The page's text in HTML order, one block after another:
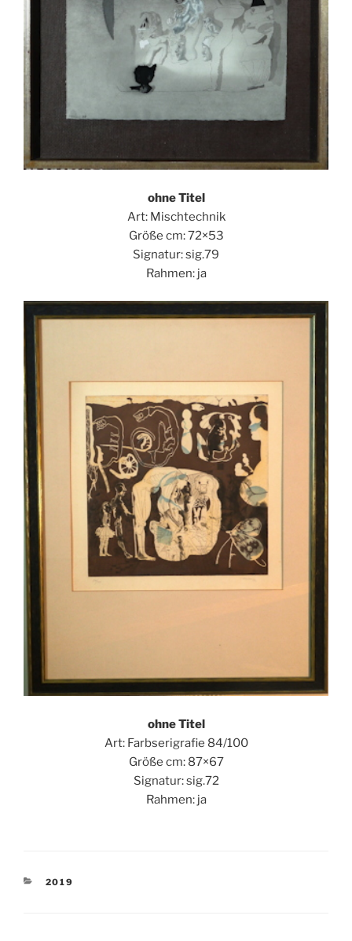
ohne Titel
Art: Mischtechnik
Größe cm: 72×53
Signatur: sig.79
Rahmen: ja
ohne Titel
Art: Farbserigrafie 84/100
Größe cm: 87×67
Signatur: sig.72
Rahmen: ja
KATEGORIEN
2019